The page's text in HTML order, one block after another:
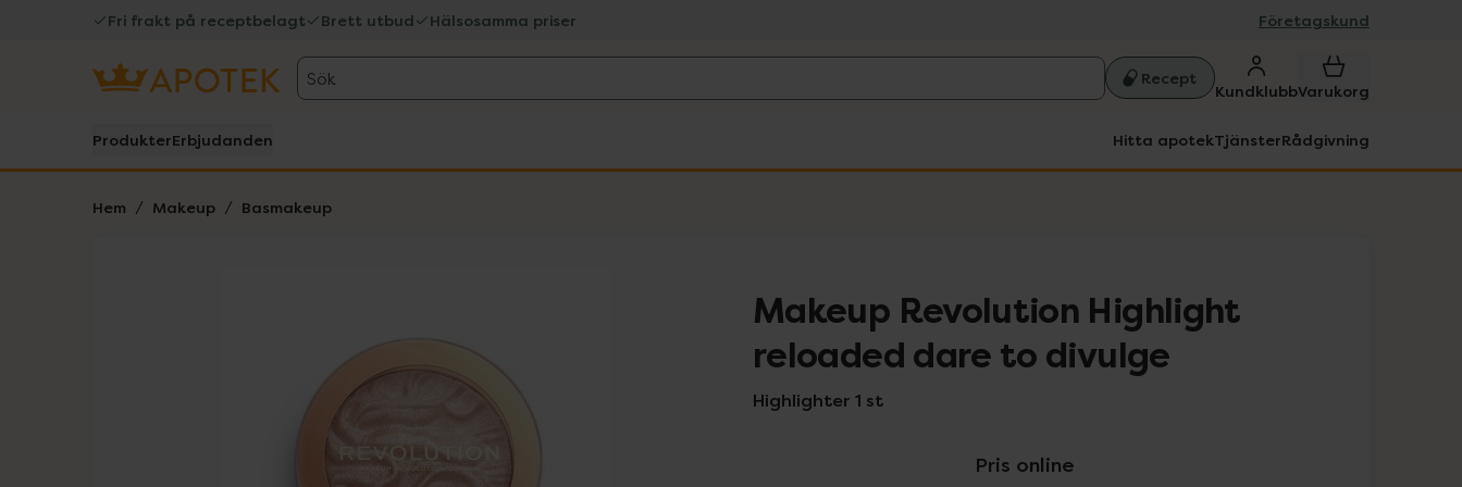
Fri frakt på receptbelagt Brett utbud Hälsosamma priser Företagskund
Sök Recept
KundklubbVarukorg
ProdukterErbjudanden Hitta apotekTjänsterRådgivning
Hem Makeup Basmakeup
Makeup Revolution Highlight
reloaded dare to divulge
Highlighter 1 st
Pris online